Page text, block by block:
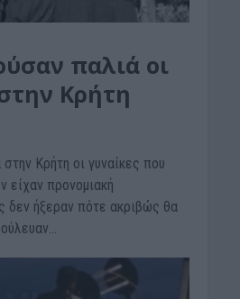
παλιά οι
Κρήτη
Κρήτη οι γυναίκες που
είχαν προνομιακή
δεν ήξεραν πότε ακριβώς θα